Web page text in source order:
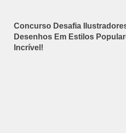
Concurso Desafia
Desenhos Em Estilos
Incrível!